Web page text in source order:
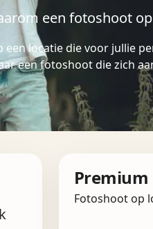
een fotoshoot
locatie die voor jullie
een fotoshoot die zich
Premium
Fotoshoot op